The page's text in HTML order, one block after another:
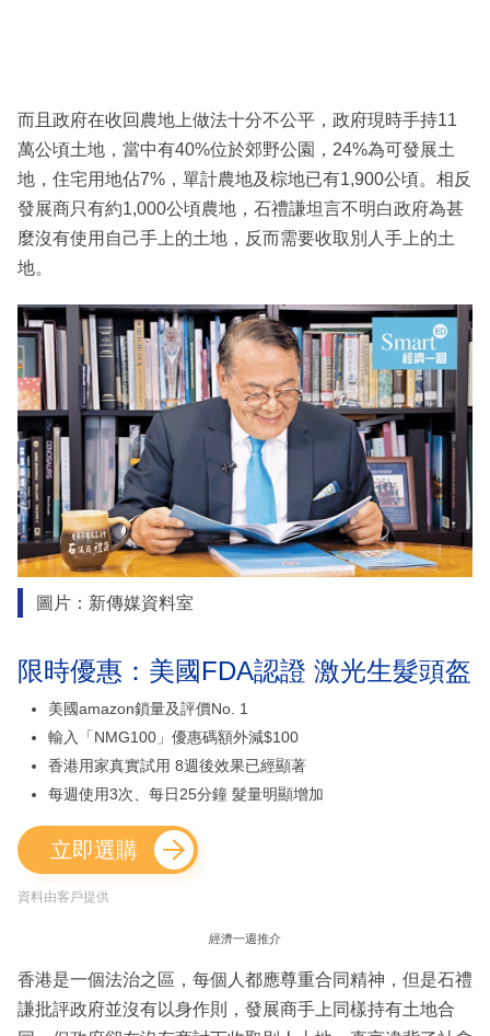
而且政府在收回農地上做法十分不公平，政府現時手持11
萬公頃土地，當中有40%位於郊野公園，24%為可發展土
地，住宅用地佔7%，單計農地及棕地已有1,900公頃。相反
發展商只有約1,000公頃農地，石禮謙坦言不明白政府為甚
麼沒有使用自己手上的土地，反而需要收取別人手上的土
地。
圖片：新傳媒資料室
限時優惠：美國FDA認證 激光生髮頭盔
美國amazon鎖量及評價No. 1
輸入「NMG100」優惠碼額外減$100
香港用家真實試用 8週後效果已經顯著
每週使用3次、每日25分鐘 髮量明顯增加
立即選購
資料由客戶提供
經濟一週推介
香港是一個法治之區，每個人都應尊重合同精神，但是石禮
謙批評政府並沒有以身作則，發展商手上同樣持有土地合